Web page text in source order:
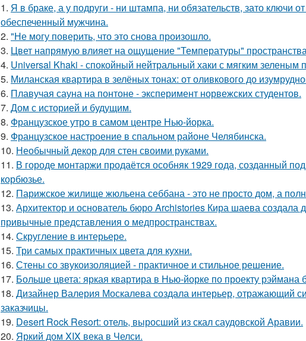
1. Я в браке, а у подруги - ни штампа, ни обязательств, зато ключи
обеспеченный мужчина.
2. "Не могу поверить, что это снова произошло.
3. Цвет напрямую влияет на ощущение "Температуры"
4. Universal Khaki - спокойный нейтральный хаки с мягким зеленым
5. Миланская квартира в зелёных тонах: от оливкового до
6. Плавучая сауна на понтоне - эксперимент норвежских студентов.
7. Дом с историей и будущим.
8. Французское утро в самом центре Нью-йорка.
9. Французское настроение в спальном районе Челябинска.
10. Необычный декор для стен своими руками.
11. В городе монтаржи продаётся особняк 1929 года, созданный
корбюзье.
12. Парижское жилище жюльена себбана - это не просто дом, а
13. Архитектор и основатель бюро Archistories Кира шаева создала
привычные представления о медпространствах.
14. Скругление в интерьере.
15. Три самых практичных цвета для кухни.
16. Стены со звукоизоляцией - практичное и стильное решение.
17. Больше цвета: яркая квартира в Нью-йорке по проекту рэймана
18. Дизайнер Валерия Москалева создала интерьер, отражающий
заказчицы.
19. Desert Rock Resort: отель, выросший из скал саудовской Аравии.
20. Яркий дом XIX века в Челси.